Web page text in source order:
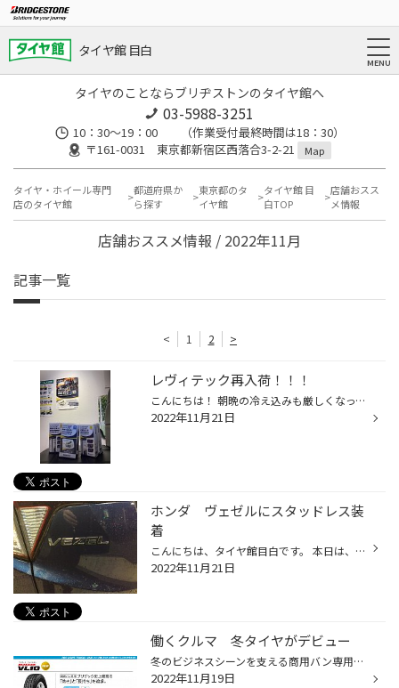
タイヤ館 目白
タイヤのことならブリヂストンのタイヤ館へ
03-5988-3251
10：30～19：00 （作業受付最終時間は18：30）
〒161-0031 東京都新宿区西落合3-2-21
Map
タイヤ・ホイール専門
店のタイヤ館
都道府県か
ら探す
東京都のタ
イヤ館
タイヤ館 目
白TOP
店舗おスス
メ情報
店舗おススメ情報 / 2022年11月
記事一覧
< 1 2 >
レヴィテック再入荷！！！
こんにちは！ 朝晩の冷え込みも厳しくなってまいりました。 さて、レヴィテック Power Shotが、再入荷致しました！！ 寒くなり、早朝のエンジン始動時など、振動が大きく感じたりすることが、あるかと思います。 これ一本で、気になっていたノイズや振動に効果絶大！！ 気になった方は、是非お試し...
2022年11月21日
ホンダ ヴェゼルにスタッドレス装
着
こんにちは、タイヤ館目白です。 本日は、ホンダ ヴェゼルにスタッドレスを装着しました。 今回装着したスタッドレスは、ブリザックVRX3と ホイールは、ホンダ車用のナットがそのまま使える エナジーライン DW-02でお車に装着です。 ホンダ車の場合、社外アルミホイールを装着する為には、 ナットの...
2022年11月21日
働くクルマ 冬タイヤがデビュー
冬のビジネスシーンを支える商用バン専用スタッドレスタイヤ「BLIZZAK VL10」を9月より発売 株式会社ブリヂストンは、冬用タイヤブランド「ブリザック」の商用バン専用商品として史上最高の「効き」と「長持ち」を実現したスタッドレスタイヤ「BLIZZAK VL10」（ブリザック ブイエルテン）を2022年9...
2022年11月19日